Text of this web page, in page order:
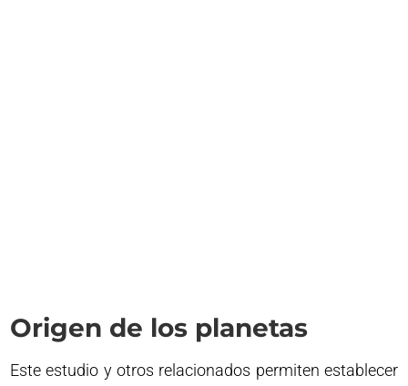
Origen de los planetas
Este estudio y otros relacionados permiten establecer